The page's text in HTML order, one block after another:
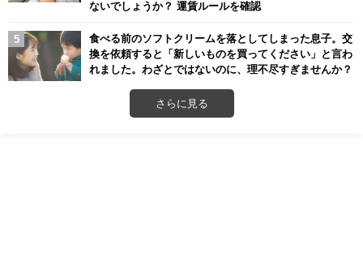
ないでしょうか？ 運賃ルールを確認
食べる前のソフトクリームを落としてしまった息子。交
換を依頼すると「新しいものを買ってください」と言わ
れました。わざとではないのに、理不尽すぎませんか？
さらに見る